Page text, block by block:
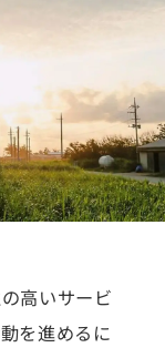
高いサービ
を進めるに